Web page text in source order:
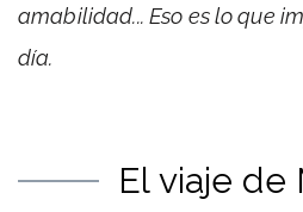
amabilidad... Eso es lo que
día.
El viaje de